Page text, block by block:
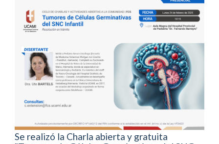
Se realizó la Charla abierta y gratuita